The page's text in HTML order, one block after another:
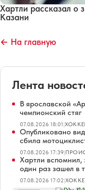
Хартли рассказал о
Казани
← На главную
Лента
В ярославской
чемпионский стяг
07.08.2026 18:01|
Опубликовано
сбила
07.08.2026 17:39|
Хартли вспомнил,
один раз зашел в
07.08.2026 17:02|